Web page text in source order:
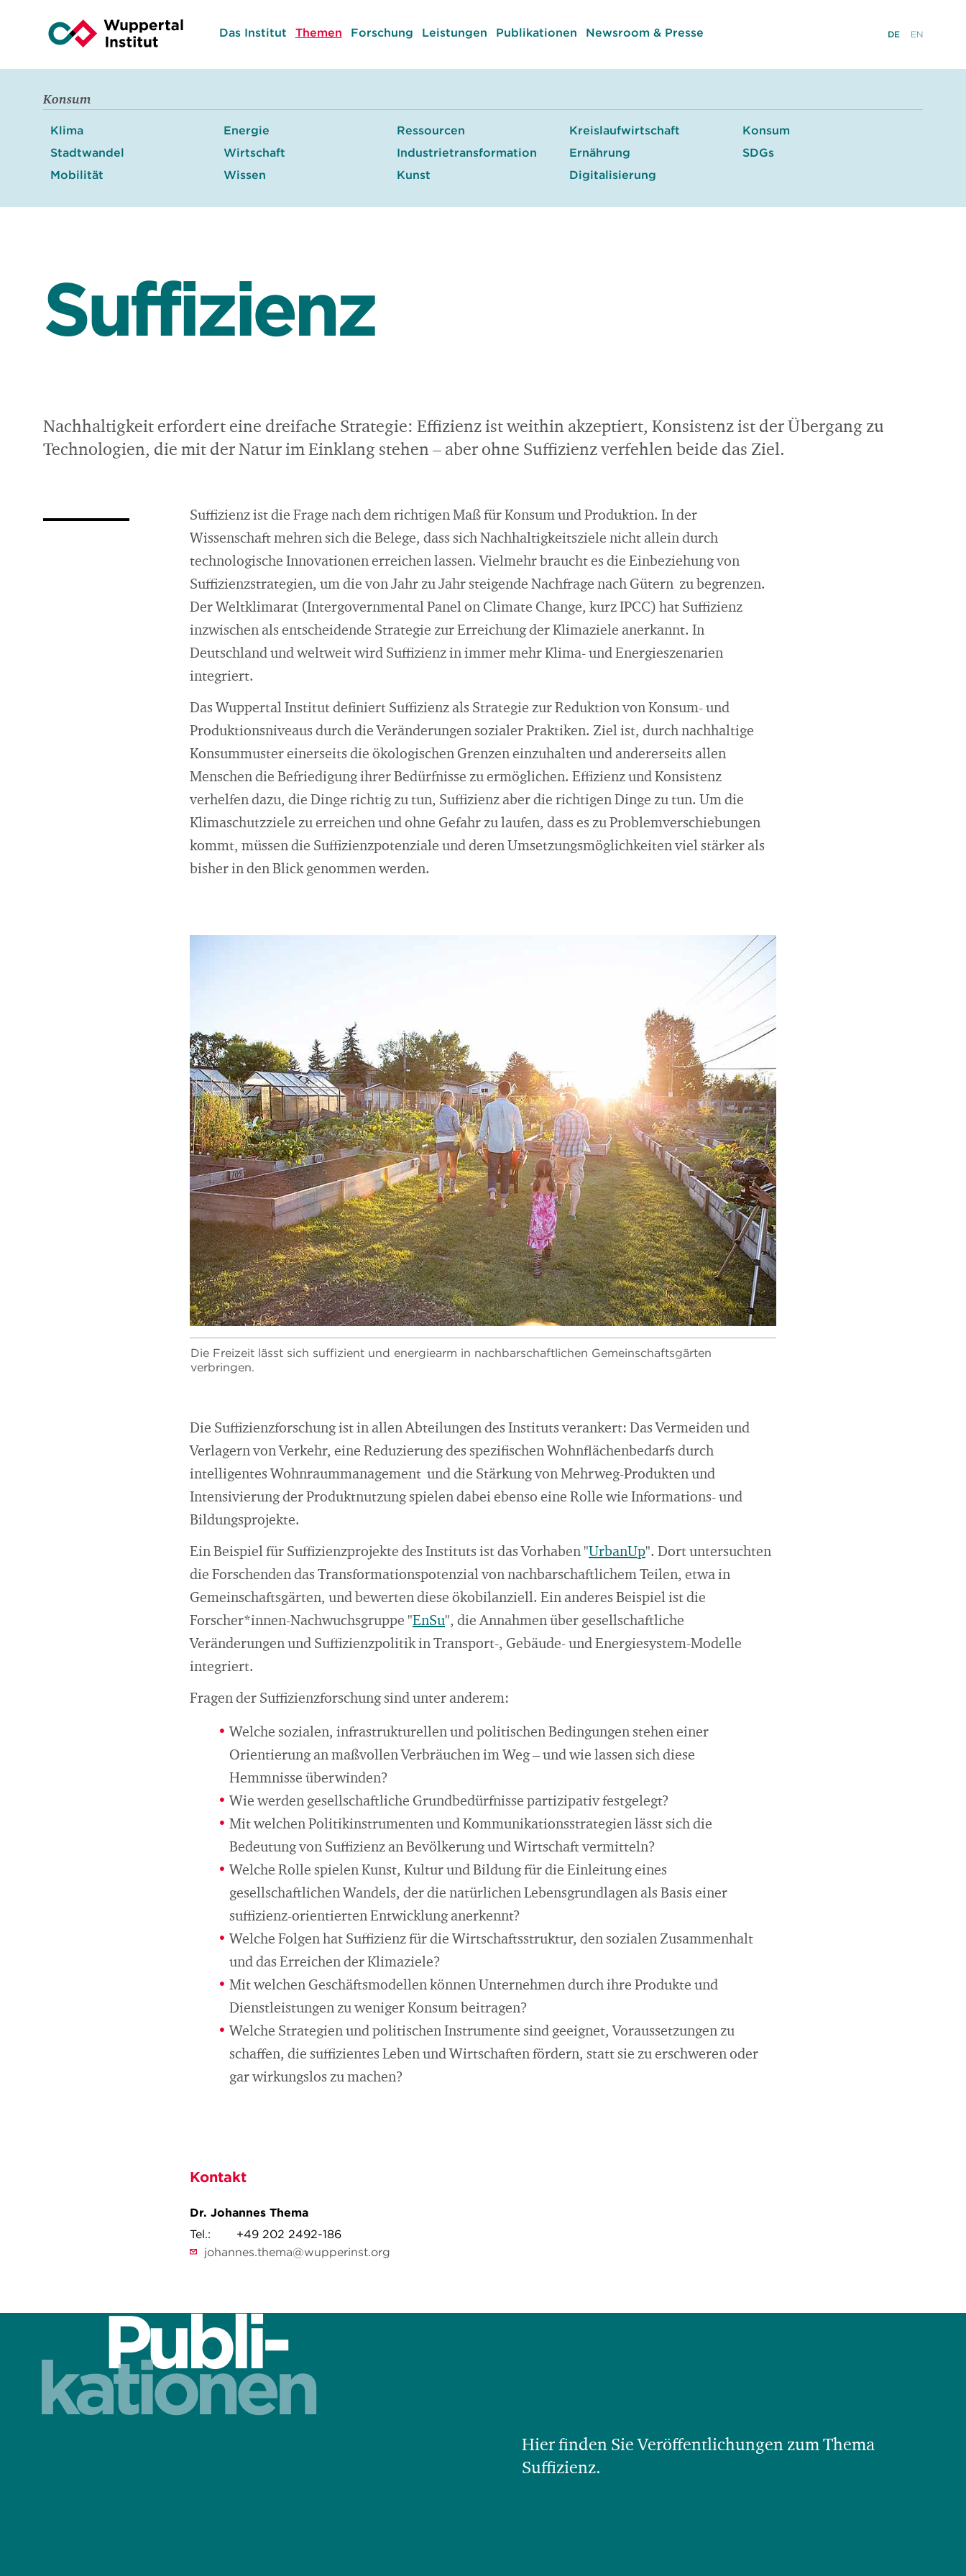
Das Institut Themen Forschung Leistungen Publikationen Newsroom & Presse DE EN
Konsum
Klima Energie Ressourcen Kreislaufwirtschaft
Konsum
Stadtwandel
Wirtschaft Industrietransformation Ernährung
SDGs
Mobilität
Wissen Kunst Digitalisierung
Suffizienz
Nachhaltigkeit erfordert eine dreifache Strategie: Effizienz ist weithin akzeptiert, Konsistenz ist der Übergang zu
Technologien, die mit der Natur im Einklang stehen – aber ohne Suffizienz verfehlen beide das Ziel.
Suffizienz ist die Frage nach dem richtigen Maß für Konsum und Produktion. In der
Wissenschaft mehren sich die Belege, dass sich Nachhaltigkeitsziele nicht allein durch
technologische Innovationen erreichen lassen. Vielmehr braucht es die Einbeziehung von
Suffizienzstrategien, um die von Jahr zu Jahr steigende Nachfrage nach Gütern zu begrenzen.
Der Weltklimarat (Intergovernmental Panel on Climate Change, kurz IPCC) hat Suffizienz
inzwischen als entscheidende Strategie zur Erreichung der Klimaziele anerkannt. In
Deutschland und weltweit wird Suffizienz in immer mehr Klima- und Energieszenarien
integriert.
Das Wuppertal Institut definiert Suffizienz als Strategie zur Reduktion von Konsum- und
Produktionsniveaus durch die Veränderungen sozialer Praktiken. Ziel ist, durch nachhaltige
Konsummuster einerseits die ökologischen Grenzen einzuhalten und andererseits allen
Menschen die Befriedigung ihrer Bedürfnisse zu ermöglichen. Effizienz und Konsistenz
verhelfen dazu, die Dinge richtig zu tun, Suffizienz aber die richtigen Dinge zu tun. Um die
Klimaschutzziele zu erreichen und ohne Gefahr zu laufen, dass es zu Problemverschiebungen
kommt, müssen die Suffizienzpotenziale und deren Umsetzungsmöglichkeiten viel stärker als
bisher in den Blick genommen werden.
Die Freizeit lässt sich suffizient und energiearm in nachbarschaftlichen Gemeinschaftsgärten
verbringen.
Die Suffizienzforschung ist in allen Abteilungen des Instituts verankert: Das Vermeiden und
Verlagern von Verkehr, eine Reduzierung des spezifischen Wohnflächenbedarfs durch
intelligentes Wohnraummanagement und die Stärkung von Mehrweg-Produkten und
Intensivierung der Produktnutzung spielen dabei ebenso eine Rolle wie Informations- und
Bildungsprojekte.
Ein Beispiel für Suffizienzprojekte des Instituts ist das Vorhaben "UrbanUp". Dort untersuchten
die Forschenden das Transformationspotenzial von nachbarschaftlichem Teilen, etwa in
Gemeinschaftsgärten, und bewerten diese ökobilanziell. Ein anderes Beispiel ist die
Forscher*innen-Nachwuchsgruppe "EnSu", die Annahmen über gesellschaftliche
Veränderungen und Suffizienzpolitik in Transport-, Gebäude- und Energiesystem-Modelle
integriert.
Fragen der Suffizienzforschung sind unter anderem:
Welche sozialen, infrastrukturellen und politischen Bedingungen stehen einer
Orientierung an maßvollen Verbräuchen im Weg – und wie lassen sich diese
Hemmnisse überwinden?
Wie werden gesellschaftliche Grundbedürfnisse partizipativ festgelegt?
Mit welchen Politikinstrumenten und Kommunikationsstrategien lässt sich die
Bedeutung von Suffizienz an Bevölkerung und Wirtschaft vermitteln?
Welche Rolle spielen Kunst, Kultur und Bildung für die Einleitung eines
gesellschaftlichen Wandels, der die natürlichen Lebensgrundlagen als Basis einer
suffizienz-orientierten Entwicklung anerkennt?
Welche Folgen hat Suffizienz für die Wirtschaftsstruktur, den sozialen Zusammenhalt
und das Erreichen der Klimaziele?
Mit welchen Geschäftsmodellen können Unternehmen durch ihre Produkte und
Dienstleistungen zu weniger Konsum beitragen?
Welche Strategien und politischen Instrumente sind geeignet, Voraussetzungen zu
schaffen, die suffizientes Leben und Wirtschaften fördern, statt sie zu erschweren oder
gar wirkungslos zu machen?
Kontakt
Dr. Johannes Thema
Tel.:
+49 202 2492-186
johannes.thema@wupperinst.org
Publi-
kationen
Hier finden Sie Veröffentlichungen zum Thema
Suffizienz.